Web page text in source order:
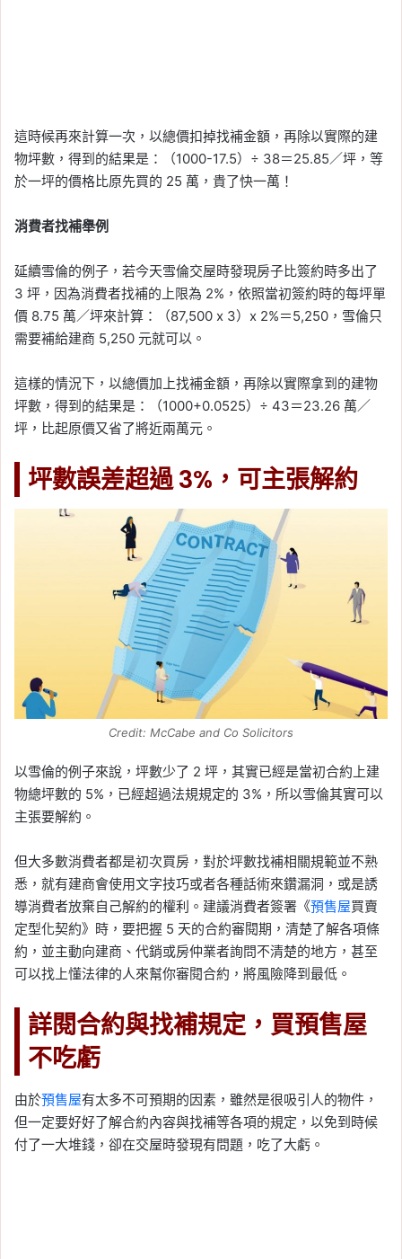
這時候再來計算一次，以總價扣掉找補金額，再除以實際的建
物坪數，得到的結果是：（1000-17.5）÷ 38＝25.85／坪，等
於一坪的價格比原先買的 25 萬，貴了快一萬！
消費者找補舉例
延續雪倫的例子，若今天雪倫交屋時發現房子比簽約時多出了
3 坪，因為消費者找補的上限為 2%，依照當初簽約時的每坪單
價 8.75 萬／坪來計算：（87,500 x 3）x 2%＝5,250，雪倫只
需要補給建商 5,250 元就可以。
這樣的情況下，以總價加上找補金額，再除以實際拿到的建物
坪數，得到的結果是：（1000+0.0525）÷ 43＝23.26 萬／
坪，比起原價又省了將近兩萬元。
坪數誤差超過 3%，可主張解約
Credit: McCabe and Co Solicitors
以雪倫的例子來說，坪數少了 2 坪，其實已經是當初合約上建
物總坪數的 5%，已經超過法規規定的 3%，所以雪倫其實可以
主張要解約。
但大多數消費者都是初次買房，對於坪數找補相關規範並不熟
悉，就有建商會使用文字技巧或者各種話術來鑽漏洞，或是誘
導消費者放棄自己解約的權利。建議消費者簽署《預售屋買賣
定型化契約》時，要把握 5 天的合約審閱期，清楚了解各項條
約，並主動向建商、代銷或房仲業者詢問不清楚的地方，甚至
可以找上懂法律的人來幫你審閱合約，將風險降到最低。
詳閱合約與找補規定，買預售屋
不吃虧
由於預售屋有太多不可預期的因素，雖然是很吸引人的物件，
但一定要好好了解合約內容與找補等各項的規定，以免到時候
付了一大堆錢，卻在交屋時發現有問題，吃了大虧。